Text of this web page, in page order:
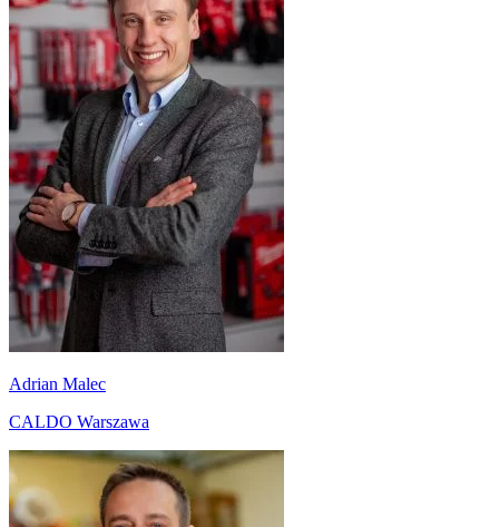
Adrian Malec
CALDO Warszawa